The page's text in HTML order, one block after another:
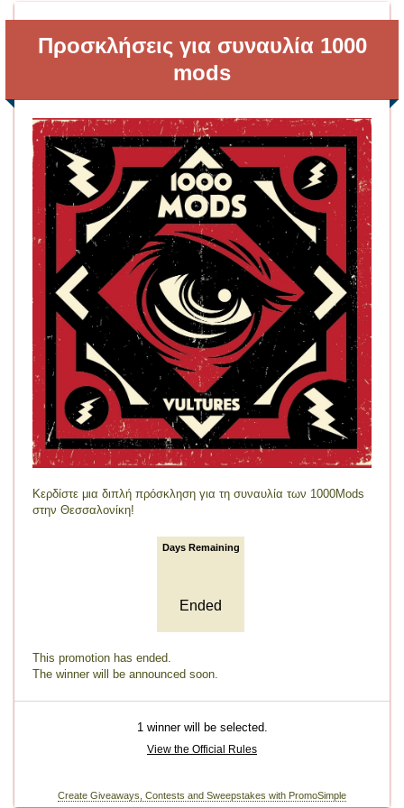
Προσκλήσεις για συναυλία 1000
mods
Κερδίστε μια διπλή πρόσκληση για τη συναυλία των 1000Mods
στην Θεσσαλονίκη!
Days Remaining
Ended
This promotion has ended.
The winner will be announced soon.
1 winner will be selected.
View the Official Rules
Create Giveaways, Contests and Sweepstakes with PromoSimple